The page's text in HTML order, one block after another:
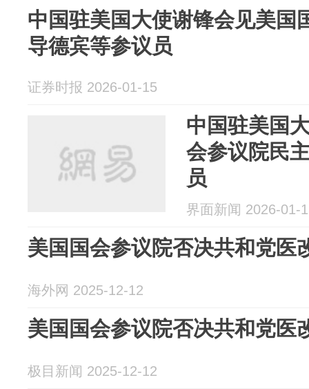
中国驻美国大使谢锋会见美国
导德宾等参议员
证券时报 2026-01-15
中国驻美国
会参议院民
员
界面新闻 2026-01-
美国国会参议院否决共和党医
海外网 2025-12-12
美国国会参议院否决共和党医
极目新闻 2025-12-12